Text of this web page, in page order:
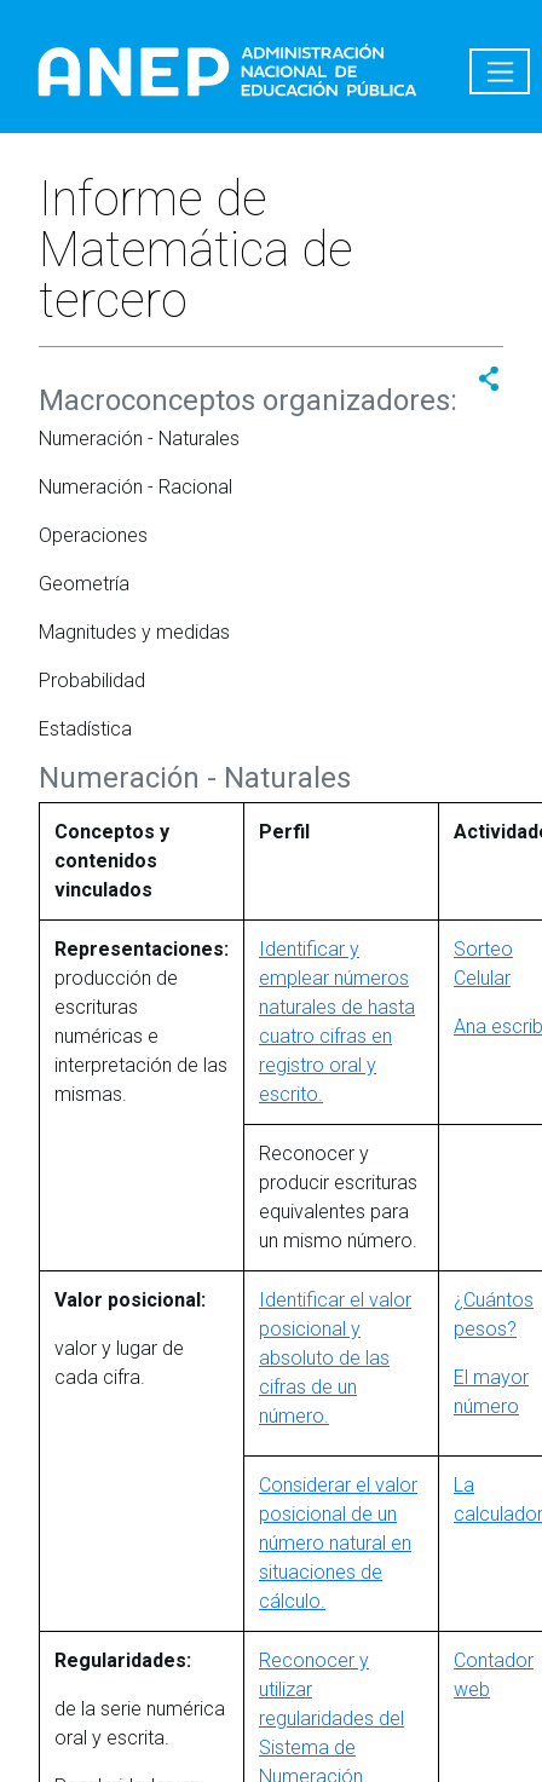
Informe de
Matemática de
tercero
Macroconceptos organizadores:
Numeración - Naturales
Numeración - Racional
Operaciones
Geometría
Magnitudes y medidas
Probabilidad
Estadística
Numeración - Naturales
Conceptos y
contenidos
vinculados
Perfil
Representaciones:
producción de
escrituras
numéricas e
interpretación de las
mismas.
Identificar y
emplear números
naturales de hasta
cuatro cifras en
registro oral y
escrito.
Sorteo
Celular
Ana
Reconocer y
producir escrituras
equivalentes para
un mismo número.
Valor posicional:
valor y lugar de
cada cifra.
Identificar el valor
posicional y
absoluto de las
cifras de un
número.
¿Cuántos
pesos?
El mayor
número
Considerar el valor
posicional de un
número natural en
situaciones de
cálculo.
La
Regularidades:
de la serie numérica
oral y escrita.
Reconocer y
utilizar
regularidades del
Sistema de
Numeración
Contador
web